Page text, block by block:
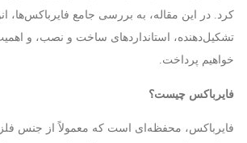
کرد. در این مقاله، به بررسی جامع فایرباکس‌ها،
تشکیل‌دهنده، استانداردهای ساخت و نصب، و
خواهیم پرداخت.
فایرباکس چیست؟
فایرباکس، محفظه‌ای است که معمولاً از جنس فلز